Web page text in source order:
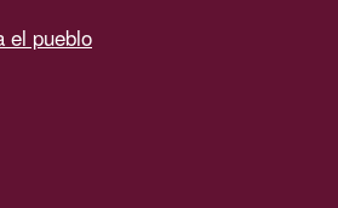
el pueblo